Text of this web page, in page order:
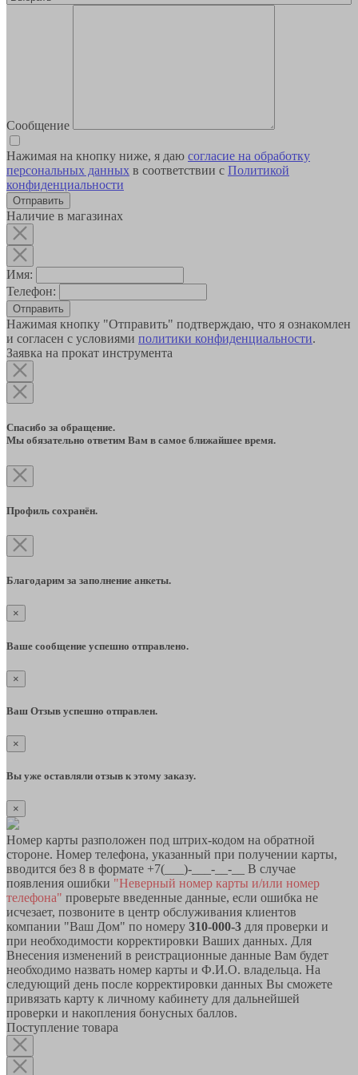
Сообщение
Нажимая на кнопку ниже, я даю согласие на обработку
персональных данных в соответствии с Политикой
конфиденциальности
Наличие в магазинах
Имя:
Телефон:
Отправить
Нажимая кнопку "Отправить" подтверждаю, что я ознакомлен
и согласен с условиями политики конфиденциальности.
Заявка на прокат инструмента
Спасибо за обращение.
Мы обязательно ответим Вам в самое ближайшее время.
Профиль сохранён.
Благодарим за заполнение анкеты.
×
Ваше сообщение успешно отправлено.
×
Ваш Отзыв успешно отправлен.
×
Вы уже оставляли отзыв к этому заказу.
×
Номер карты разположен под штрих-кодом на обратной
стороне. Номер телефона, указанный при получении карты,
вводится без 8 в формате +7(___)-___-__-__ В случае
появления ошибки "Неверный номер карты и/или номер
телефона" проверьте введенные данные, если ошибка не
исчезает, позвоните в центр обслуживания клиентов
компании "Ваш Дом" по номеру 310-000-3 для проверки и
при необходимости корректировки Ваших данных. Для
Внесения изменений в реистрационные данные Вам будет
необходимо назвать номер карты и Ф.И.О. владельца. На
следующий день после корректировки данных Вы сможете
привязать карту к личному кабинету для дальнейшей
проверки и накопления бонусных баллов.
Поступление товара